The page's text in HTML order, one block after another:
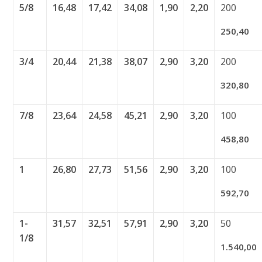
5/8 16,48 17,42 34,08 1,90 2,20 200
250,40
3/4 20,44 21,38 38,07 2,90 3,20 200
320,80
7/8 23,64 24,58 45,21 2,90 3,20 100
458,80
1 26,80 27,73 51,56 2,90 3,20 100
592,70
1-
1/8
31,57 32,51 57,91 2,90 3,20 50
1.540,00